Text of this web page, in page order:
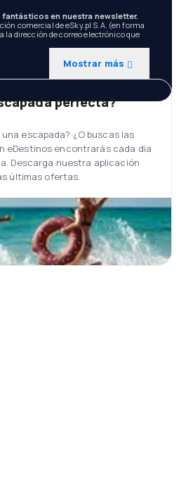
en nuestra newsletter.
comercial de eSky.pl S.A. (en forma
la dirección de correo electrónico que
Mostrar más
perfecta?
escapada? ¿O buscas las
eDestinos encontrarás cada día
Descarga nuestra aplicación
últimas ofertas.